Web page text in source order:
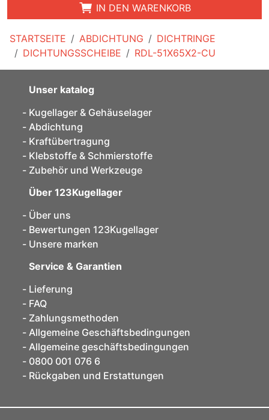
STARTSEITE ABDICHTUNG
DICHTRINGE
DICHTUNGSSCHEIBE
RDL-51X65X2-CU
IN DEN WARENKORB
Unser katalog
Kugellager & Gehäuselager
Abdichtung
Kraftübertragung
Klebstoffe & Schmierstoffe
Zubehör und Werkzeuge
Über 123Kugellager
Über uns
Bewertungen 123Kugellager
Unsere marken
Service & Garantien
Lieferung
FAQ
Zahlungsmethoden
Allgemeine Geschäftsbedingungen
Allgemeine geschäftsbedingungen
0800 001 076 6
Rückgaben und Erstattungen